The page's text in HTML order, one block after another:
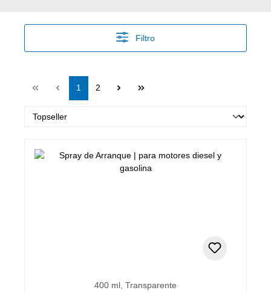
Filtro
Página
1 Página
2
400 ml, Transparente